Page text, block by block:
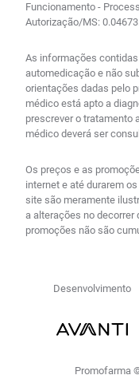
Funcionamento -
Autorização/MS:
As informações
automedicação e não
orientações dadas pelo
médico está apto a
prescrever o tratamento
médico deverá ser
Os preços e as
internet e até durarem
site são meramente
a alterações no decorrer
promoções não são
Desenvolvimento
Promofarma